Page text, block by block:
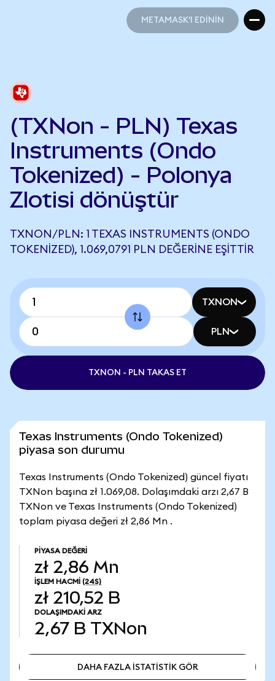
METAMASK'I EDİNİN
(TXNon - PLN) Texas
Instruments (Ondo
Tokenized) - Polonya
Zlotisi dönüştür
TXNON/PLN: 1 TEXAS INSTRUMENTS (ONDO
TOKENIZED), 1.069,0791 PLN DEĞERINE EŞITTIR
TXNON
PLN
TXNON - PLN TAKAS ET
Texas Instruments (Ondo Tokenized)
piyasa son durumu
Texas Instruments (Ondo Tokenized) güncel fiyatı
TXNon başına zł 1.069,08. Dolaşımdaki arzı 2,67 B
TXNon ve Texas Instruments (Ondo Tokenized)
toplam piyasa değeri zł 2,86 Mn .
PIYASA DEĞERI
zł 2,86 Mn
İŞLEM HACMI (24S)
zł 210,52 B
DOLAŞIMDAKI ARZ
2,67 B TXNon
DAHA FAZLA İSTATİSTİK GÖR